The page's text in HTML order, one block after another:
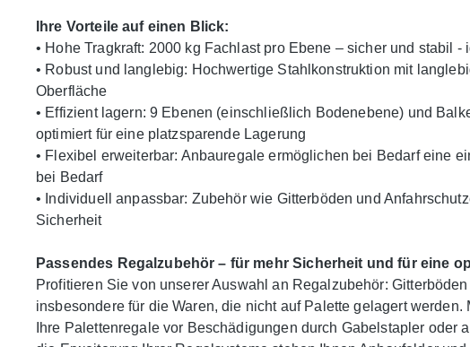
Ihre Vorteile auf einen Blick:
• Hohe Tragkraft: 2000 kg Fachlast pro Ebene – sicher und stabil -
• Robust und langlebig: Hochwertige Stahlkonstruktion mit
Oberfläche
• Effizient lagern: 9 Ebenen (einschließlich Bodenebene) und
optimiert für eine platzsparende Lagerung
• Flexibel erweiterbar: Anbauregale ermöglichen bei Bedarf eine
bei Bedarf
• Individuell anpassbar: Zubehör wie Gitterböden und
Sicherheit
Passendes Regalzubehör – für mehr Sicherheit und für eine
Profitieren Sie von unserer Auswahl an Regalzubehör:
insbesondere für die Waren, die nicht auf Palette gelagert
Ihre Palettenregale vor Beschädigungen durch Gabelstapler oder